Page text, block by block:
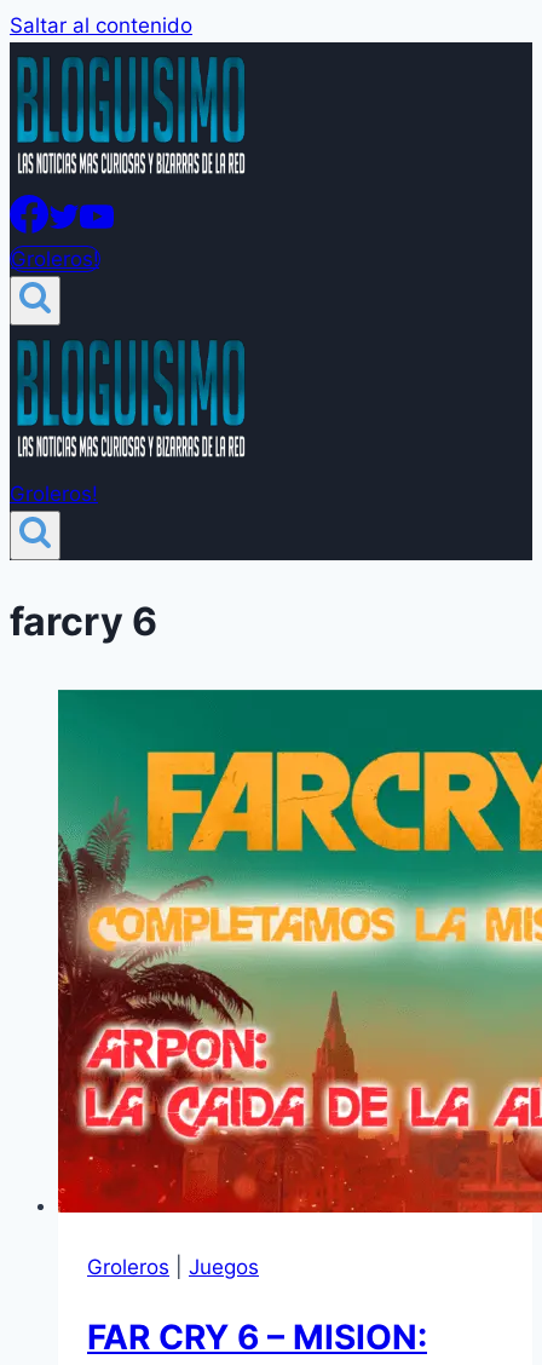
Saltar al contenido
Groleros!
Groleros!
farcry 6
Groleros Juegos
FAR CRY 6 – MISION: